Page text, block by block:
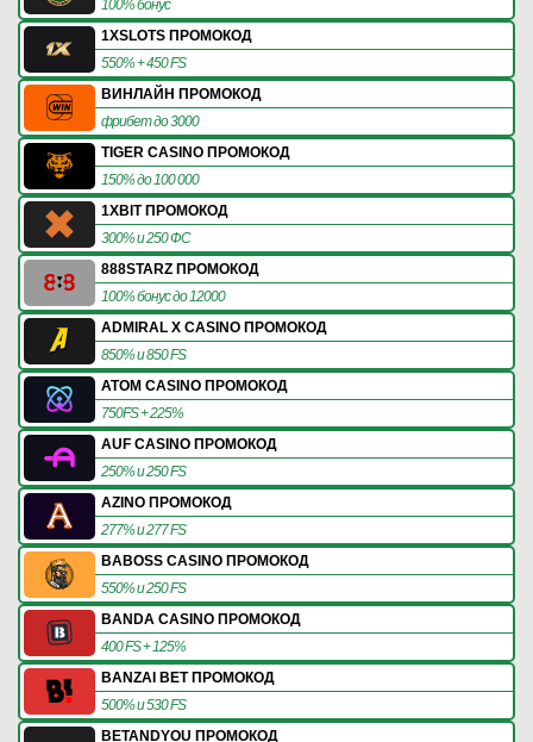
100% бонус
1XSLOTS ПРОМОКОД
550% + 450 FS
ВИНЛАЙН ПРОМОКОД
фрибет до 3000
TIGER CASINO ПРОМОКОД
150% до 100 000
1XBIT ПРОМОКОД
300% и 250 ФС
888STARZ ПРОМОКОД
100% бонус до 12000
ADMIRAL X CASINO ПРОМОКОД
850% и 850 FS
ATOM CASINO ПРОМОКОД
750FS + 225%
AUF CASINO ПРОМОКОД
250% и 250 FS
AZINO ПРОМОКОД
277% и 277 FS
BABOSS CASINO ПРОМОКОД
550% и 250 FS
BANDA CASINO ПРОМОКОД
400 FS + 125%
BANZAI BET ПРОМОКОД
500% и 530 FS
BETANDYOU ПРОМОКОД